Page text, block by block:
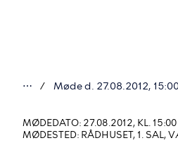
er
her
⋯ Møde d. 27.08.2012,
MØDEDATO: 27.08.2012, KL. 15:00
MØDESTED: RÅDHUSET, 1. SAL,